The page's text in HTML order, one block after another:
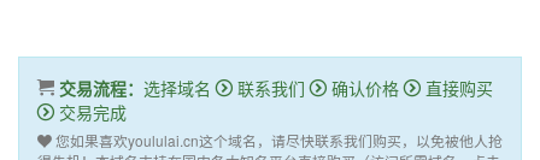
交易流程： 选择域名 联系我们 确认价格
直接购买
交易完成
您如果喜欢yoululai.cn这个域名，请尽快联系我们购买，以免被他人抢